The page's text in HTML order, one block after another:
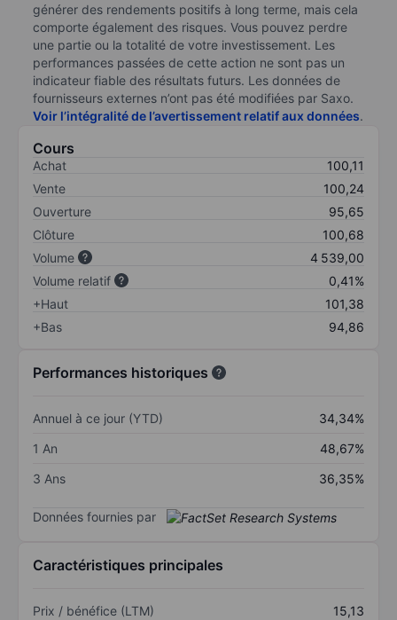
générer des rendements positifs à long terme, mais cela
comporte également des risques. Vous pouvez perdre
une partie ou la totalité de votre investissement. Les
performances passées de cette action ne sont pas un
indicateur fiable des résultats futurs. Les données de
fournisseurs externes n’ont pas été modifiées par Saxo.
Voir l’intégralité de l’avertissement relatif aux données.
Cours
Achat
100,11
Vente
100,24
Ouverture
95,65
Clôture
100,68
Volume
4 539,00
Volume relatif
0,41%
+Haut
101,38
+Bas
94,86
Performances historiques
Annuel à ce jour (YTD)
34,34%
1 An
48,67%
3 Ans
36,35%
Données fournies par
Caractéristiques principales
Prix / bénéfice (LTM)
15,13